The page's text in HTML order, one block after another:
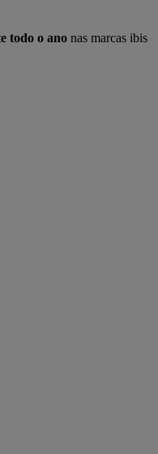
todo o ano nas marcas ibis